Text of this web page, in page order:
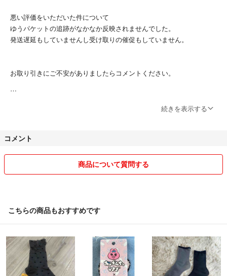
悪い評価をいただいた件について
ゆうパケットの追跡がなかなか反映されませんでした。
発送遅延もしていませんし受け取りの催促もしていません。
お取り引きにご不安がありましたらコメントください。
休憩室まで戻れないこともあります。
購入宣言？は不要ですが
お急ぎの方はお問い合わせいただけると助かります。
続きを表示する
コメント
商品について質問する
こちらの商品もおすすめです